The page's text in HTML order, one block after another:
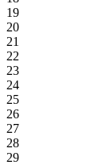
19
20
21
22
23
24
25
26
27
28
29